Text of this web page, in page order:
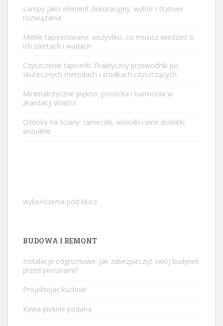
Lampy jako element dekoracyjny: wybór i stylowe
rozwiązania
Meble tapicerowane: wszystko, co musisz wiedzieć o
ich zaletach i wadach
Czyszczenie tapicerki: Praktyczny przewodnik po
skutecznych metodach i środkach czyszczących
Minimalistyczne piękno: prostota i harmonia w
aranżacji wnętrz
Ozdoby na ściany: rameczki, wisiorki i inne dodatki
wizualne
wykończenia pod klucz
BUDOWA I REMONT
Instalacje odgromowe: Jak zabezpieczyć swój budynek
przed piorunami?
Projektujac kuchnie
Kawa pięknie podana